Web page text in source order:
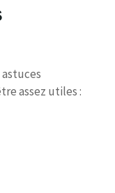
assez utiles :